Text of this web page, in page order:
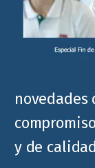
y de